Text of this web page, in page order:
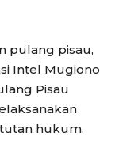
pulang pisau,
Intel Mugiono
Pisau
hukum.